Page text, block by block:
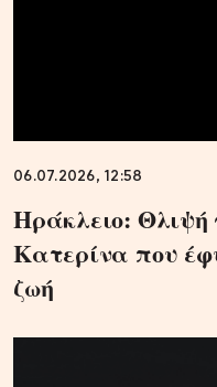
06.07.2026, 12:58
Ηράκλειο: Θλιψή
Κατερίνα που
ζωή